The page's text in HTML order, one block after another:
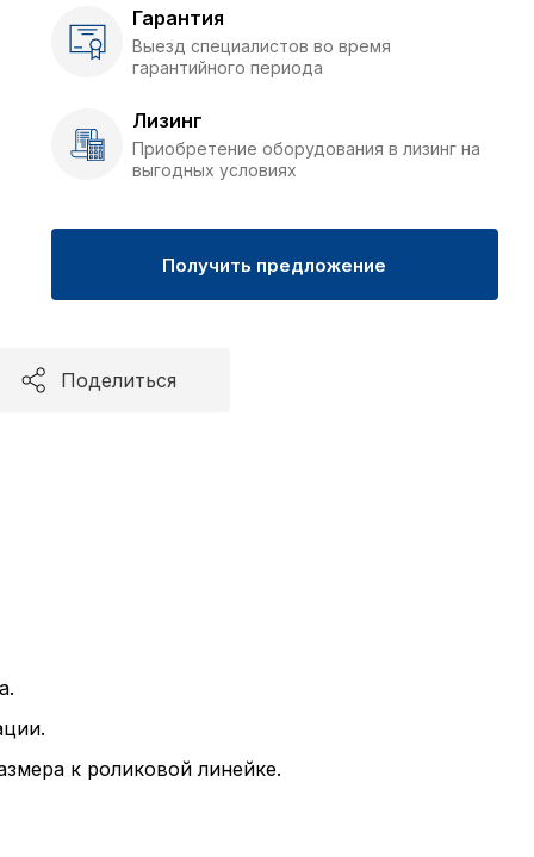
Гарантия
Выезд специалистов во время
гарантийного периода
Лизинг
Приобретение оборудования в лизинг на
выгодных условиях
Получить предложение
Поделиться
к роликовой линейке.